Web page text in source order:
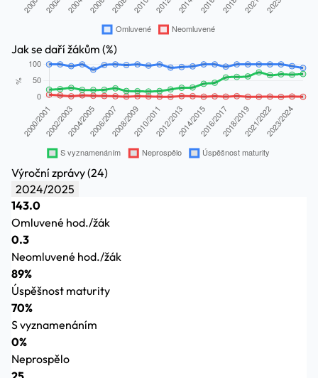
Jak se daří žákům (%)
Výroční zprávy (24)
2024/2025
143.0
Omluvené hod./žák
0.3
Neomluvené hod./žák
89%
Úspěšnost maturity
70%
S vyznamenáním
0%
Neprospělo